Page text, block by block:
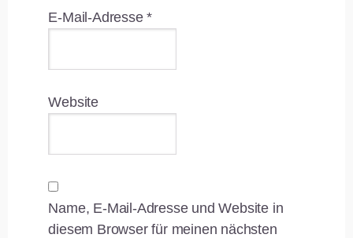
E-Mail-Adresse*
Website
Name, E-Mail-Adresse und Website in
diesem Browser für meinen nächsten